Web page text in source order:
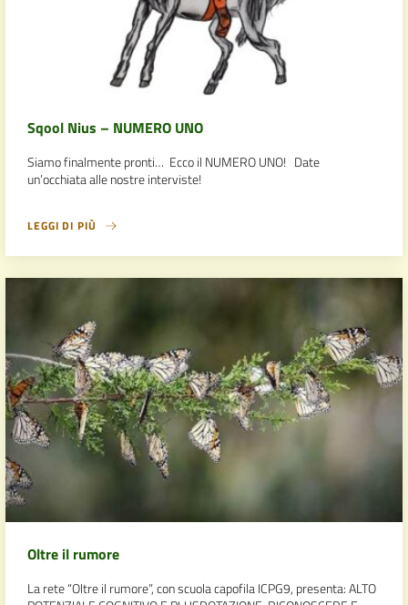
Sqool Nius – NUMERO UNO
Siamo finalmente pronti… Ecco il NUMERO UNO! Date
un’occhiata alle nostre interviste!
LEGGI DI PIÙ
Oltre il rumore
La rete “Oltre il rumore”, con scuola capofila ICPG9, presenta: ALTO